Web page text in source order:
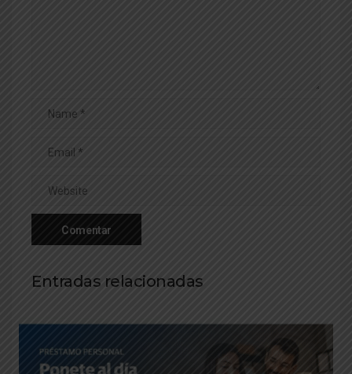
Entradas relacionadas